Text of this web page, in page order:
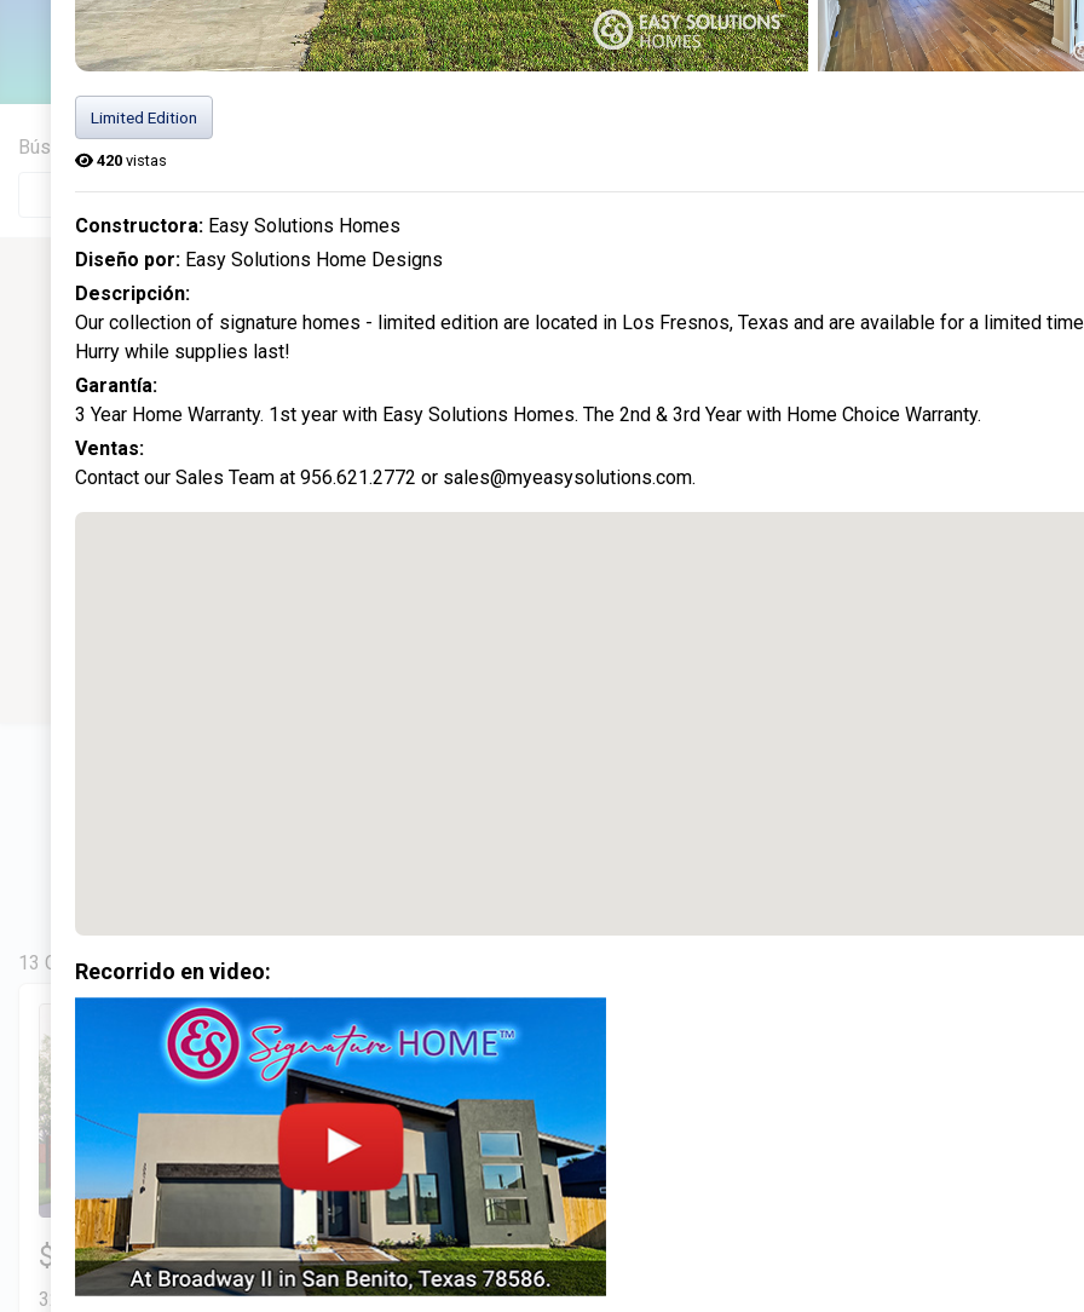
13
Casas actuales
11
Casas en venta
0
Casas próximas
2
Venta
Búsqueda rápida
13 Casas en total
$306,900
3 Hab | 1 Ofi | 2.5 Ba |
2,193.8 Pies2totales
328 Liberty Circle, San Benito, TX, 78586
$334,900
324 Liberty Circle, San Benito, TX, 78586
Limited Edition
420vistas
Constructora: Easy Solutions Homes
Diseño por: Easy Solutions Home Designs
Descripción:
Our collection of signature homes - limited edition are located in Los Fresnos, Texas and are available for a limited
Hurry while supplies last!
Garantía:
3 Year Home Warranty. 1st year with Easy Solutions Homes. The 2nd & 3rd Year with Home Choice Warranty.
Ventas:
Contact our Sales Team at 956.621.2772 or sales@myeasysolutions.com.
Recorrido en video: